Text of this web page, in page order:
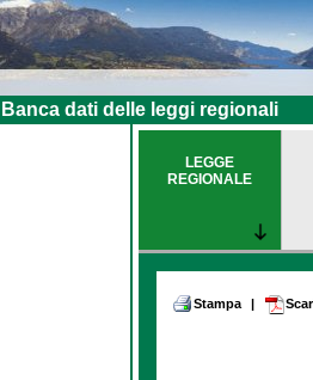
Banca dati delle leggi regionali
LEGGE
REGIONALE
Stampa |